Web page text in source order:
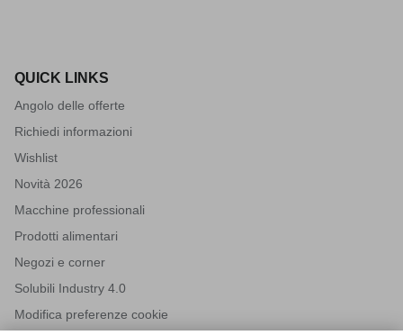
QUICK LINKS
Angolo delle offerte
Richiedi informazioni
Wishlist
Novità 2026
Macchine professionali
Prodotti alimentari
Negozi e corner
Solubili Industry 4.0
Modifica preferenze cookie